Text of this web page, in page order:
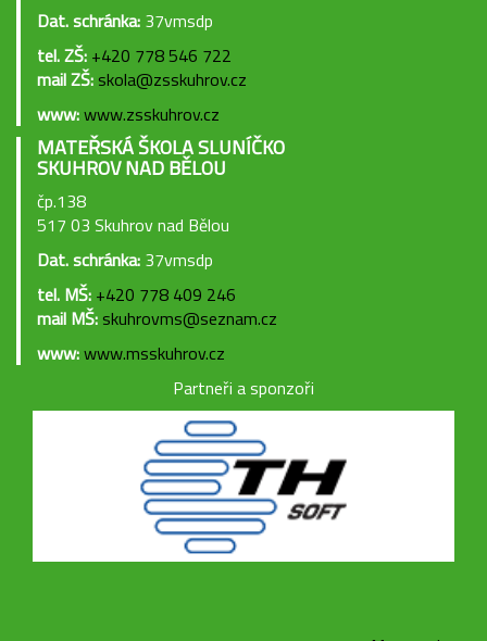
Dat. schránka: 37vmsdp
tel. ZŠ: +420 778 546 722
mail ZŠ:skola@zsskuhrov.cz
www:www.zsskuhrov.cz
MATEŘSKÁ ŠKOLA SLUNÍČKO
SKUHROV NAD BĚLOU
čp.138
517 03 Skuhrov nad Bělou
Dat. schránka: 37vmsdp
tel. MŠ: +420 778 409 246
mail MŠ:skuhrovms@seznam.cz
www:www.msskuhrov.cz
Partneři a sponzoři